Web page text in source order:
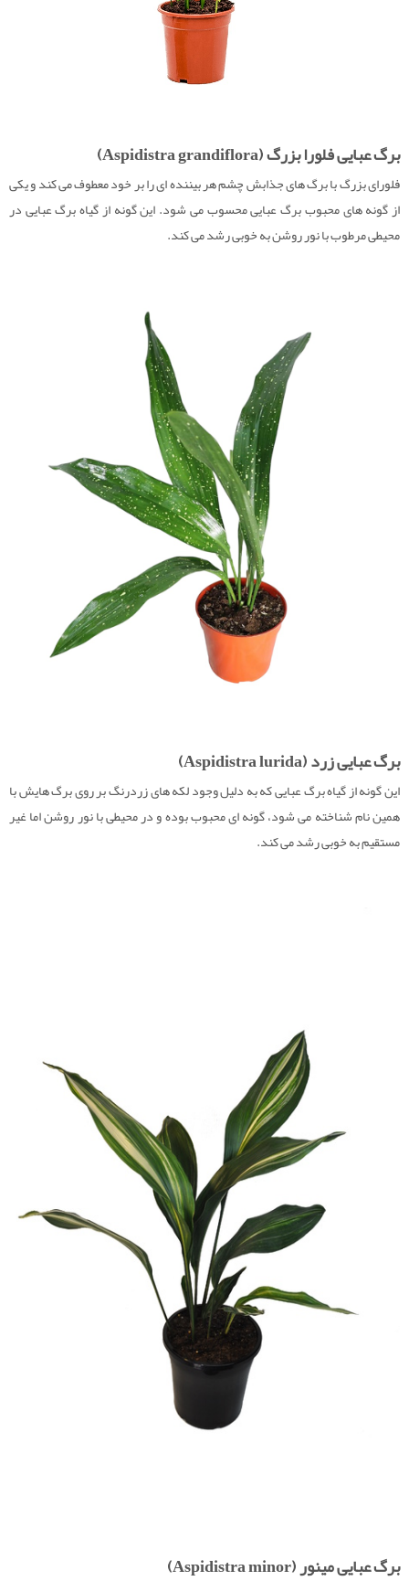
برگ عبایی فلورا بزرگ (Aspidistra grandiflora)
فلورای بزرگ با برگ های جذابش چشم هر بیننده ای را بر خود معطوف می کند و یکی
از گونه های محبوب برگ عبایی محسوب می شود. این گونه از گیاه برگ عبایی در
محیطی مرطوب با نور روشن به خوبی رشد می کند.
برگ عبایی زرد (Aspidistra lurida)
این گونه از گیاه برگ عبایی که به دلیل وجود لکه های زردرنگ بر روی برگ هایش با
همین نام شناخته می شود، گونه ای محبوب بوده و در محیطی با نور روشن اما غیر
مستقیم به خوبی رشد می کند.
برگ عبایی مینور (Aspidistra minor)